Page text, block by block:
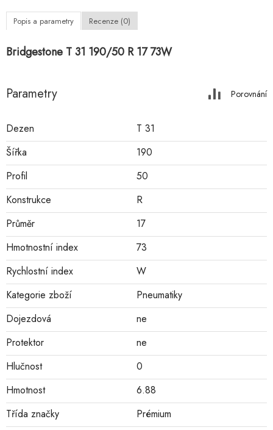
Popis a parametry Recenze (0)
Bridgestone T 31 190/50 R 17 73W
Parametry Porovnání
Dezen
T 31
Šířka
190
Profil
50
Konstrukce
R
Průměr
17
Hmotnostní index
73
Rychlostní index
W
Kategorie zboží
Pneumatiky
Dojezdová
ne
Protektor
ne
Hlučnost
0
Hmotnost
6.88
Třída značky
Prémium